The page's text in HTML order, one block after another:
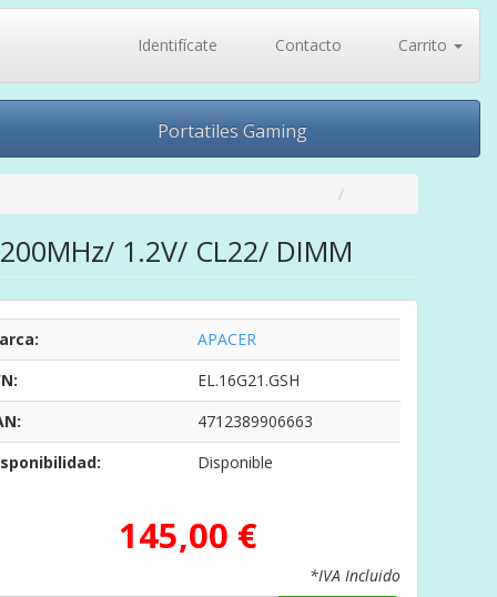
Identifícate Contacto Carrito
Portatiles Gaming
1.2V/ CL22/ DIMM
APACER
EL.16G21.GSH
4712389906663
Disponible
145,00 €
*IVA Incluido